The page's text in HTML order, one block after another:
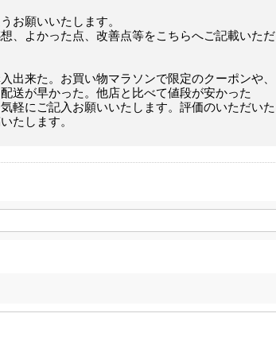
お願いいたします。
、よかった点、改善点等をこちらへご記載いただ
出来た。お買い物マラソンで限定のクーポンや、
送が早かった。他店と比べて値段が安かった
軽にご記入お願いいたします。評価のいただいた
たします。